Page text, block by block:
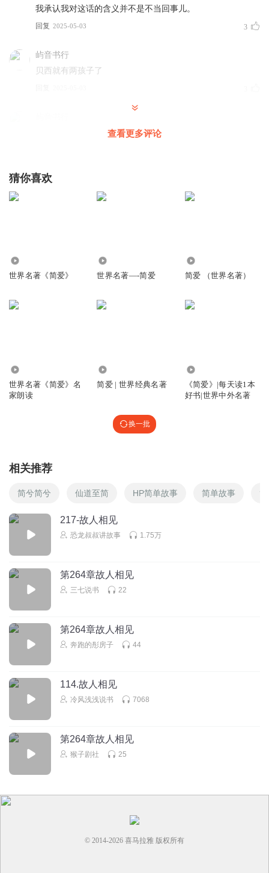
我承认我对这话的含义并不是不当回事儿。
回复 2025-05-03 3
屿音书行
贝西就有两孩子了
我发觉贝西的目光虽然表达了关切，却丝毫没有赞赏的
查看更多评论
猜你喜欢
世界名著《简爱》 世界名著—-简爱 简爱 （世界名著）
世界名著《简爱》名
家朗读
简爱 | 世界经典名著
《简爱》|每天读1本
好书|世界中外名著
换一批
相关推荐
简兮简兮 仙道至简 HP简单故事 简单故事
217-故人相见
恐龙叔叔讲故事 1.75万
第264章故人相见
三七说书 22
第264章故人相见
奔跑的彤房子 44
114.故人相见
冷风浅浅说书 7068
第264章故人相见
猴子剧社 25
© 2014-2026 喜马拉雅 版权所有